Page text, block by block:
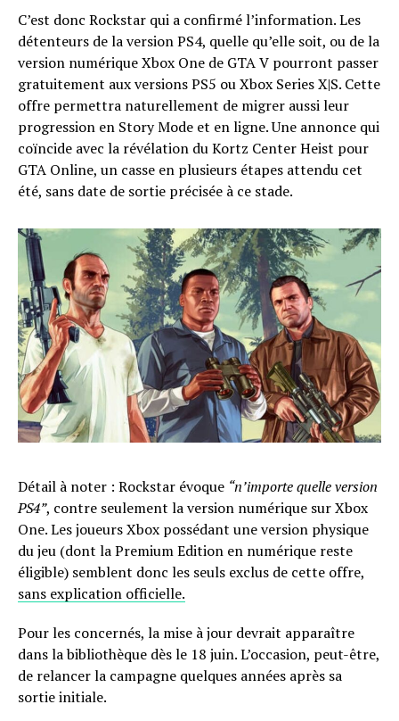
C’est donc Rockstar qui a confirmé l’information. Les
détenteurs de la version PS4, quelle qu’elle soit, ou de la
version numérique Xbox One de GTA V pourront passer
gratuitement aux versions PS5 ou Xbox Series X|S. Cette
offre permettra naturellement de migrer aussi leur
progression en Story Mode et en ligne. Une annonce qui
coïncide avec la révélation du Kortz Center Heist pour
GTA Online, un casse en plusieurs étapes attendu cet
été, sans date de sortie précisée à ce stade.
Détail à noter : Rockstar évoque “n’importe quelle version
PS4”, contre seulement la version numérique sur Xbox
One. Les joueurs Xbox possédant une version physique
du jeu (dont la Premium Edition en numérique reste
éligible) semblent donc les seuls exclus de cette offre,
sans explication officielle.
Pour les concernés, la mise à jour devrait apparaître
dans la bibliothèque dès le 18 juin. L’occasion, peut-être,
de relancer la campagne quelques années après sa
sortie initiale.